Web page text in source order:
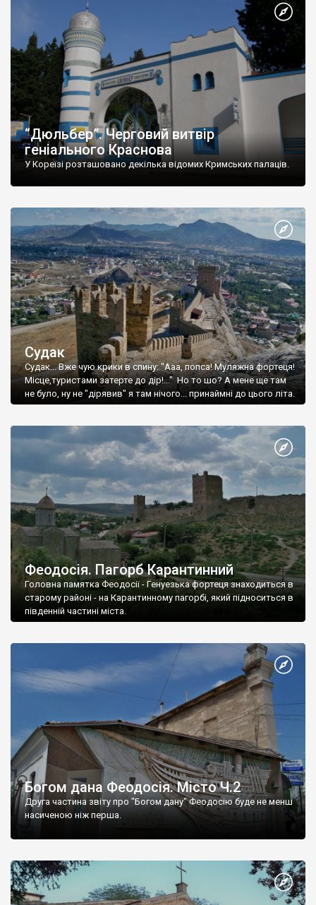
“Дюльбер”. Черговий витвір
геніального Краснова
У Кореїзі розташовано декілька відомих Кримських палаців.
Судак
Судак... Вже чую крики в спину: "Ааа, попса! Муляжна фортеця!
Місце,туристами затерте до дір!..." Но то шо? А мене ще там
не було, ну не "дірявив" я там нічого... принаймні до цього літа.
Феодосія. Пагорб Карантинний
Головна памятка Феодосії - Генуезька фортеця знаходиться в
старому районі - на Карантинному пагорбі, який підноситься в
південній частині міста.
Богом дана Феодосія. Місто Ч.2
Друга частина звіту про "Богом дану" Феодосію буде не менш
насиченою ніж перша.